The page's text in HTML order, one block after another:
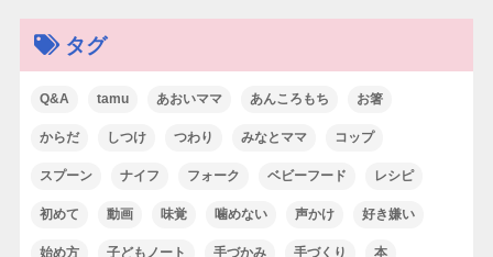
タグ
Q&A tamu あおいママ あんころもち お箸
からだ しつけ つわり みなとママ コップ
スプーン ナイフ フォーク ベビーフード レシピ
初めて 動画 味覚 噛めない 声かけ 好き嫌い
始め方 子どもノート 手づかみ 手づくり 本